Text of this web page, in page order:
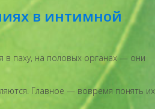
в интимной
в паху, на половых органах — они
Главное — вовремя понять их